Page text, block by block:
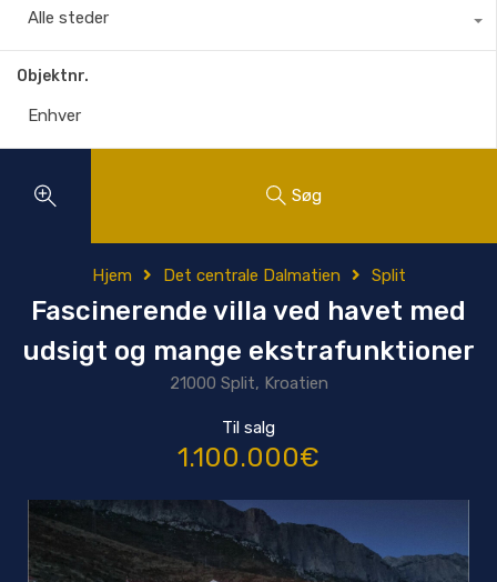
Alle steder
Objektnr.
Søg
Hjem Det centrale Dalmatien Split
Fascinerende villa ved havet med
udsigt og mange ekstrafunktioner
21000 Split, Kroatien
Til salg
1.100.000€